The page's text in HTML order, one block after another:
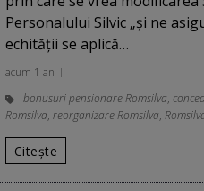
Personalului Silvic „și ne
echității se aplică…
acum 1 an
bonusuri pensionare Romsilva,
Romsilva, reorganizare Romsilva,
Citește